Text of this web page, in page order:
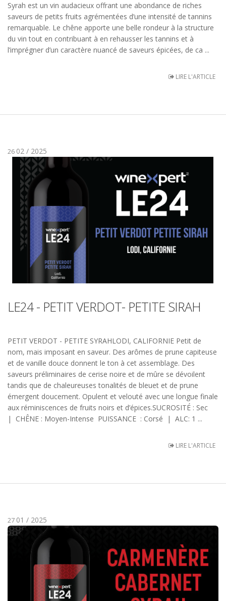
Syrah est un vin audacieux offrant une abondance de riches
saveurs de petits fruits agrémentées d’une intensité de tannins
remarquable. Le chêne apporte une belle rondeur à la structure
du vin tout en contribuant à en rehausser les tannins et à
l’imprégner d’un caractère nuancé de saveurs épicées, de ca ...
LIRE L'ARTICLE
26 02 / 2025
LE24 - PETIT VERDOT- PETITE SIRAH
PETIT VERDOT - PETITE SYRAHLODI, CALIFORNIE Petit de
nom, mais imposant en saveur. Des arômes de prune capiteuse
et de vanille douce donnent le ton à cet assemblage. Des
saveurs préliminaires de cerise noire et de mûre se dévoilent
tandis que de chaleureuses tonalités de bleuet et de prune
émergent doucement. Opulent et velouté avec une longue finale
aux réminiscences de fruits noirs et d’épices.SUCROSITÉ : Sec
| CHÊNE : Moyen-Intense PUISSANCE : Corsé | ALC: 1 ...
LIRE L'ARTICLE
27 01 / 2025